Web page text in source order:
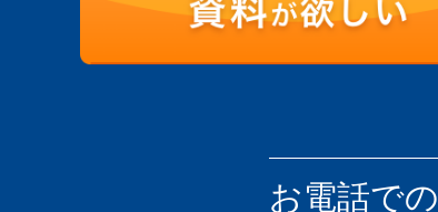
お電話での